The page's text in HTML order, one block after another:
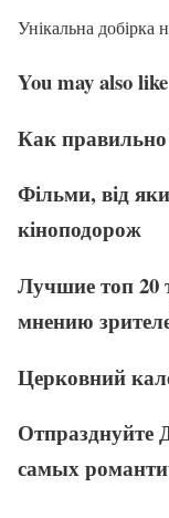
Унікальна добірка
You may also like
Как
Фільми, від
кіноподорож
Лучшие топ 20
мнению
Церковний
Отпразднуйте
самых